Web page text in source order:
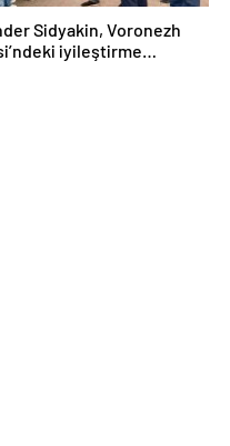
Sidyakin, Voronezh
iyileştirme